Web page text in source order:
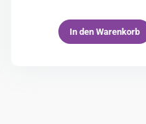
In den Warenkorb